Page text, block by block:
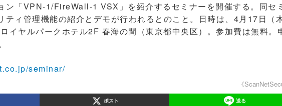
ン「VPN-1/FireWall-1 VSX」を紹介するセミナーを開催する。同セ
ティ管理機能の紹介とデモが行われるとのこと。日時は、4月17日（木
イヤルパークホテル2F 春海の間（東京都中央区）。参加費は無料。
seminar/
《
ポスト 送る